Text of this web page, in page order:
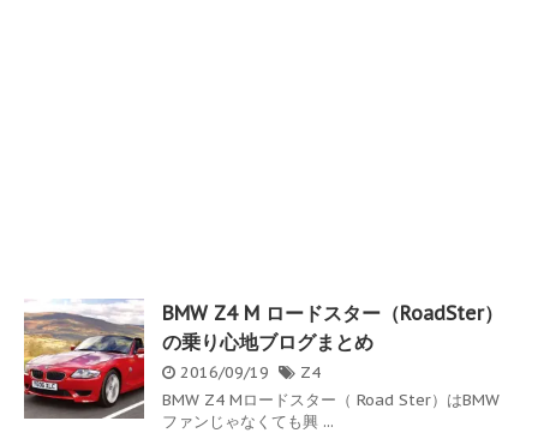
BMW Z4 M ロードスター（RoadSter）
の乗り心地ブログまとめ
2016/09/19
Z4
BMW Z4 Mロードスター（ Road Ster）はBMW
ファンじゃなくても興 ...